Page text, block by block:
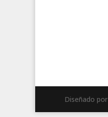
Diseñado por